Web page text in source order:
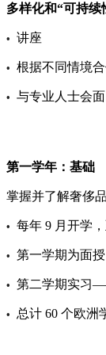
多样化和“可持续
• 讲座
• 根据不同情境
• 与专业人士会面
第一学年：基础
掌握并了解奢侈
• 每年 9 月开学
• 第一学期为面授
• 第二学期实习
• 总计 60 个欧洲